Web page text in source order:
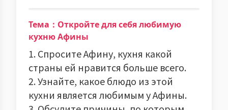
Тема：Откройте для себя любимую
кухню Афины
1. Спросите Афину, кухня какой
страны ей нравится больше всего.
2. Узнайте, какое блюдо из этой
кухни является любимым у Афины.